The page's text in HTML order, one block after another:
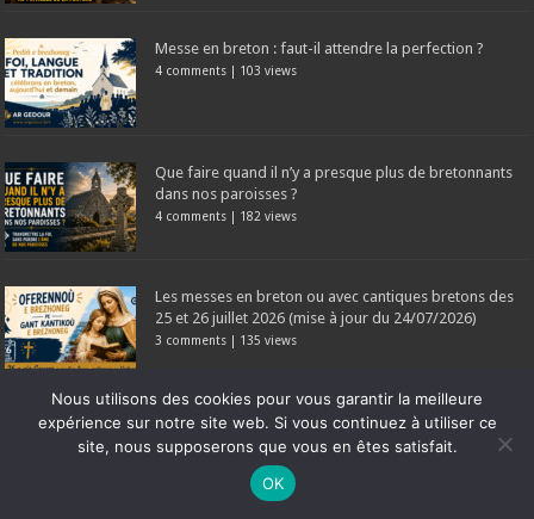
Messe en breton : faut-il attendre la perfection ?
4 comments | 103 views
Que faire quand il n’y a presque plus de bretonnants
dans nos paroisses ?
4 comments | 182 views
Les messes en breton ou avec cantiques bretons des
25 et 26 juillet 2026 (mise à jour du 24/07/2026)
3 comments | 135 views
Commentaires récents
Tintin: En Bretagne, cette table rase s’est traduite par une
double peine : 1) L’anéanti...
Ne manquez pas la nouveauté de Bernard Rio "LA REVOLUTION DES
CLIQUEZ ICI POUR EN SAVOIR PLUS
Nous utilisons des cookies pour vous garantir la meilleure
expérience sur notre site web. Si vous continuez à utiliser ce
site, nous supposerons que vous en êtes satisfait.
OK